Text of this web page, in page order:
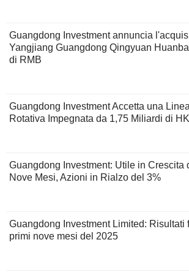
Guangdong Investment annuncia
Yangjiang Guangdong Qingyuan
di RMB
Guangdong Investment Accetta una
Rotativa Impegnata da 1,75 Miliardi di
Guangdong Investment: Utile in Crescita
Nove Mesi, Azioni in Rialzo del 3%
Guangdong Investment Limited: Risultati
primi nove mesi del 2025